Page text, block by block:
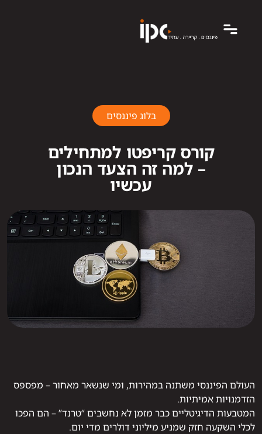
בלוג פיננסים
קורס קריפטו למתחילים
– למה זה הצעד הנכון
עכשיו
העולם הפיננסי משתנה במהירות, ומי שנשאר מאחור – מפספס
הזדמנויות אמיתיות.
המטבעות הדיגיטליים כבר מזמן לא נחשבים “טרנד” – הם הפכו
לכלי השקעה חזק שמניע מיליוני דולרים מדי יום.